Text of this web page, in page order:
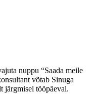
nuppu “Saada meile
võtab Sinuga
järgmisel tööpäeval.